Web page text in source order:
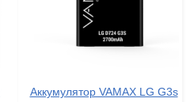
Аккумулятор VAMAX LG G3s